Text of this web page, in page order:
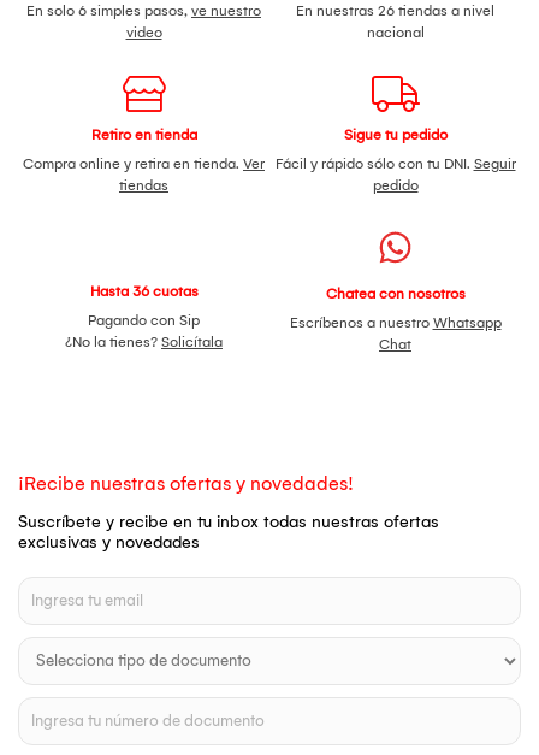
En solo 6 simples pasos, ve nuestro
video
En nuestras 26 tiendas a nivel
nacional
Retiro en tienda
Compra online y retira en tienda. Ver
tiendas
Sigue tu pedido
Fácil y rápido sólo con tu DNI. Seguir
pedido
Hasta 36 cuotas
Pagando con Sip
¿No la tienes? Solicítala
Chatea con nosotros
Escríbenos a nuestro Whatsapp
Chat
¡Recibe nuestras ofertas y novedades!
Suscríbete y recibe en tu inbox todas nuestras ofertas
exclusivas y novedades